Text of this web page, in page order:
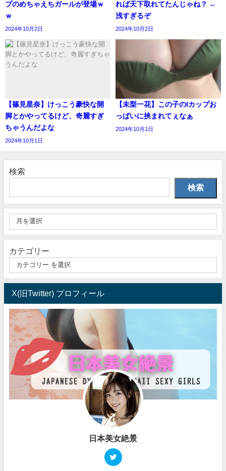
プのめちゃえちガールが登場ｗ
ｗ
2024年10月2日
れば天下取れてたんじゃね？ ←
浅すぎるぞ
2024年10月2日
【篠見星奈】けっこう豪快な開
脚とかやってるけど、奇麗すぎ
ちゃうんだよな
2024年10月1日
【未梨一花】この子のIカップお
っぱいに挟まれてぇなぁ
2024年10月1日
検索
検索
カテゴリー
X(旧Twitter) プロフィール
日本美女絶景